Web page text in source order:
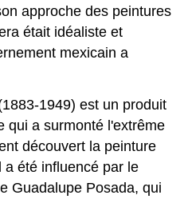
approche des peintures
était idéaliste et
mexicain a
1949) est un produit
qui a surmonté l'extrême
découvert la peinture
a été influencé par le
Guadalupe Posada, qui